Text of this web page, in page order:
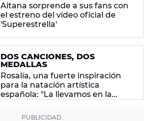
Aitana sorprende a sus fans con
el estreno del vídeo oficial de
'Superestrella'
DOS CANCIONES, DOS
MEDALLAS
Rosalía, una fuerte inspiración
para la natación artística
española: "La llevamos en la